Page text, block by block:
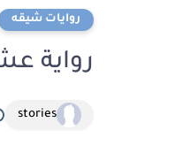
روايات شيقه
رواية عشق
stories